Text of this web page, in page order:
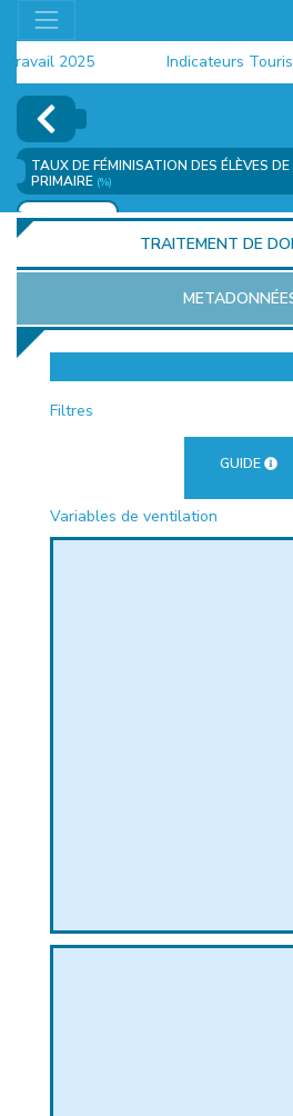
2025 Indicateurs
TAUX DE FÉMINISATION DES ÉLÈVES
PRIMAIRE (%)
AJOUTER
TRAITEMENT DE
Filtres
GUIDE
Variables de ventilation